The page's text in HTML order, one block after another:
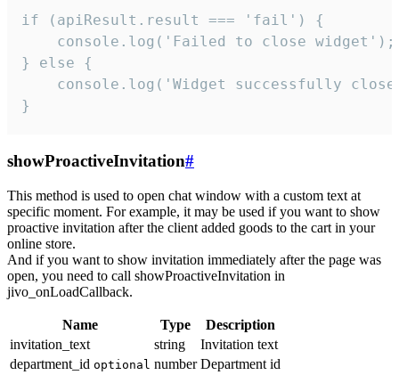
if (apiResult.result === 'fail') {
    console.log('Failed to close widget');
} else {
console.log('Widget successfully
}
showProactiveInvitation#
This method is used to open chat window with a custom text at
specific moment. For example, it may be used if you want to show
proactive invitation after the client added goods to the cart in your
online store.
And if you want to show invitation immediately after the page was
open, you need to call showProactiveInvitation in
jivo_onLoadCallback.
Name Type
Description
invitation_text
string
Invitation text
department_id optional number Department id